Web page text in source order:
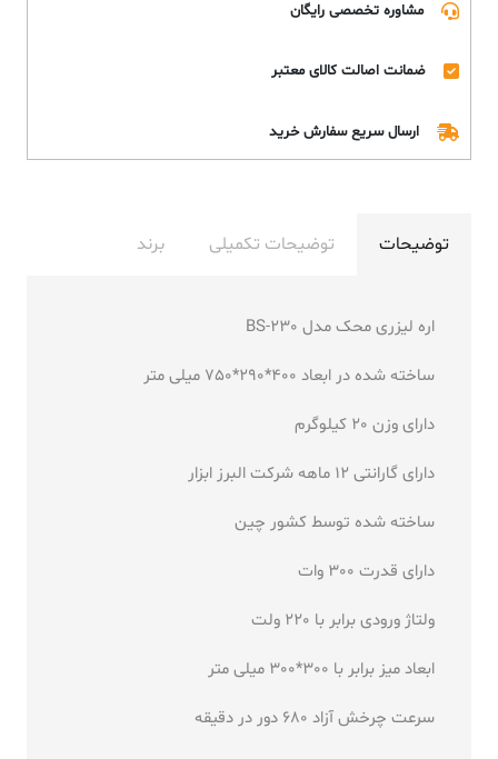
مشاوره تخصصی رایگان
ضمانت اصالت کالای معتبر
ارسال سریع سفارش خرید
توضیحات توضیحات تکمیلی برند
اره لیزری محک مدل BS-230
ساخته شده در ابعاد 400*290*750 میلی متر
دارای وزن 20 کیلوگرم
دارای گارانتی 12 ماهه شرکت البرز ابزار
ساخته شده توسط کشور چین
دارای قدرت 300 وات
ولتاژ ورودی برابر با 220 ولت
ابعاد میز برابر با 300*300 میلی متر
سرعت چرخش آزاد 680 دور در دقیقه